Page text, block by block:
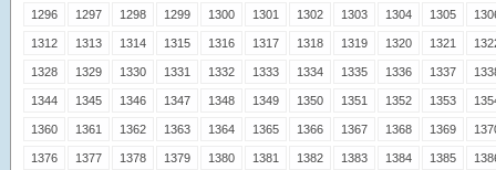
1296 1297 1298 1299 1300 1301 1302 1303 1304 1305
1312 1313 1314 1315 1316 1317 1318 1319 1320 1321
1328 1329 1330 1331 1332 1333 1334 1335 1336 1337
1344 1345 1346 1347 1348 1349 1350 1351 1352 1353
1360 1361 1362 1363 1364 1365 1366 1367 1368 1369
1376 1377 1378 1379 1380 1381 1382 1383 1384 1385